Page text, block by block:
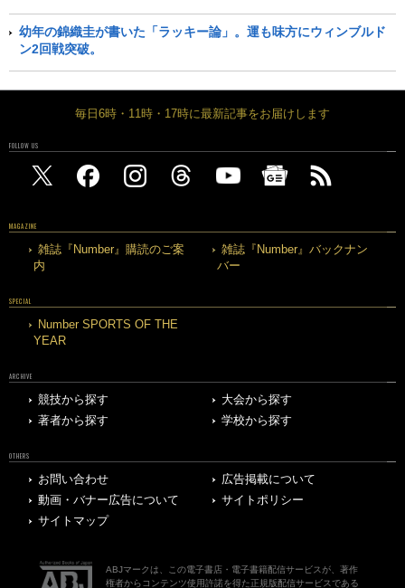
幼年の錦織圭が書いた「ラッキー論」。運も味方にウィンブルド
ン2回戦突破。
毎日6時・11時・17時に最新記事をお届けします
FOLLOW US
MAGAZINE
雑誌『Number』購読のご案
内
雑誌『Number』バックナン
バー
SPECIAL
Number SPORTS OF THE
YEAR
ARCHIVE
競技から探す
大会から探す
著者から探す
学校から探す
OTHERS
お問い合わせ
広告掲載について
動画・バナー広告について
サイトポリシー
サイトマップ
ABJマークは、この電子書店・電子書籍配信サービスが、著作
権者からコンテンツ使用許諾を得た正規版配信サービスである